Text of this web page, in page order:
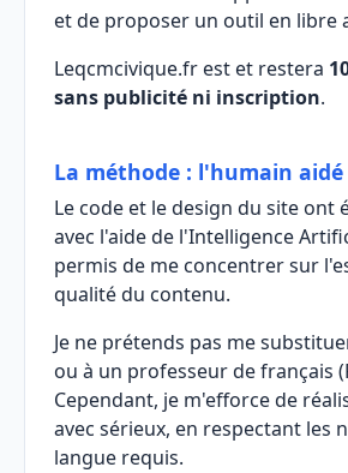
et de proposer un outil en libre
Leqcmcivique.fr est et restera
sans publicité ni inscription.
La méthode : l'humain
Le code et le design du site ont
avec l'aide de l'Intelligence
permis de me concentrer sur
qualité du contenu.
Je ne prétends pas me
ou à un professeur de français
Cependant, je m'efforce de
avec sérieux, en respectant les
langue requis.